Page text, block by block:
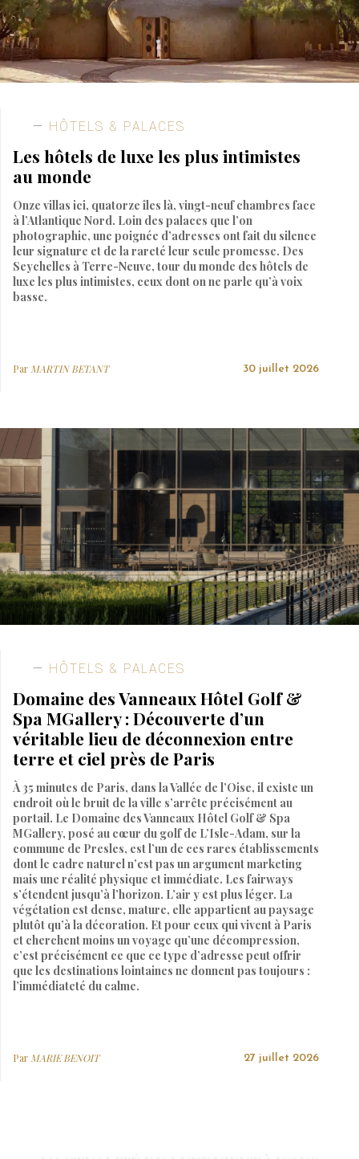
HÔTELS & PALACES
Les hôtels de luxe les plus intimistes
au monde
Onze villas ici, quatorze îles là, vingt-neuf chambres face
à l’Atlantique Nord. Loin des palaces que l’on
photographie, une poignée d’adresses ont fait du silence
leur signature et de la rareté leur seule promesse. Des
Seychelles à Terre-Neuve, tour du monde des hôtels de
luxe les plus intimistes, ceux dont on ne parle qu’à voix
basse.
ParMARTIN BETANT 30 juillet 2026
HÔTELS & PALACES
Domaine des Vanneaux Hôtel Golf &
Spa MGallery : Découverte d’un
véritable lieu de déconnexion entre
terre et ciel près de Paris
À 35 minutes de Paris, dans la Vallée de l’Oise, il existe un
endroit où le bruit de la ville s’arrête précisément au
portail. Le Domaine des Vanneaux Hôtel Golf & Spa
MGallery, posé au cœur du golf de L’Isle-Adam, sur la
commune de Presles, est l’un de ces rares établissements
dont le cadre naturel n’est pas un argument marketing
mais une réalité physique et immédiate. Les fairways
s’étendent jusqu’à l’horizon. L’air y est plus léger. La
végétation est dense, mature, elle appartient au paysage
plutôt qu’à la décoration. Et pour ceux qui vivent à Paris
et cherchent moins un voyage qu’une décompression,
c’est précisément ce que ce type d’adresse peut offrir
que les destinations lointaines ne donnent pas toujours :
l’immédiateté du calme.
Par MARIE BENOIT 27 juillet 2026